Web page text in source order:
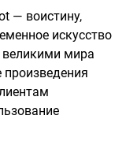
— воистину,
искусство
великими мира